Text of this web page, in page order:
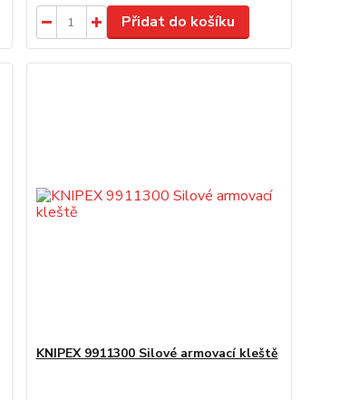
Přidat do košíku
KNIPEX 9911300 Silové armovací kleště